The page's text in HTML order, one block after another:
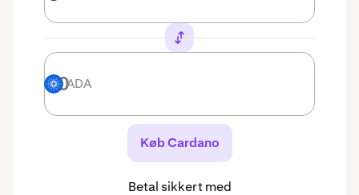
ADA ADA
Køb Cardano
Betal sikkert med